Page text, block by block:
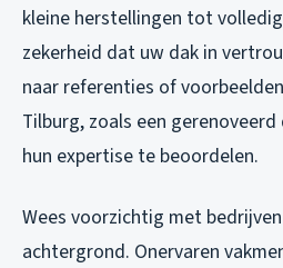
kleine herstellingen tot
zekerheid dat uw dak in
naar referenties of
Tilburg, zoals een gerenoveerd
hun expertise te beoordelen.
Wees voorzichtig met
achtergrond. Onervaren